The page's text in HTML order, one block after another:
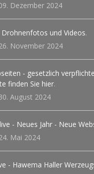
Dezember 2024
und Videos.
November 2024
- gesetzlich
finden Sie hier.
August 2024
- Neues Jahr - Neue
Mai 2024
- Hawema Haller